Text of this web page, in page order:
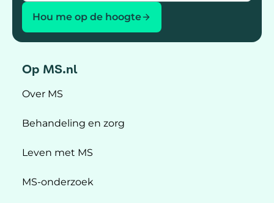
Hou me op de hoogte
Op MS.nl
Over MS
Behandeling en zorg
Leven met MS
MS-onderzoek